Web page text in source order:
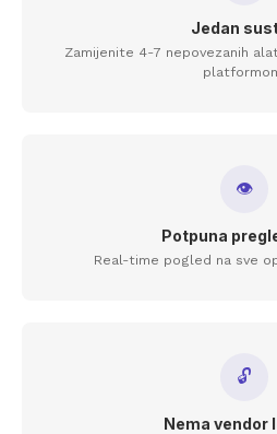
Jedan
Zamijenite 4-7 nepovezanih
👁
Potpuna
Real-time pogled na sve
🔓
Nema vendor